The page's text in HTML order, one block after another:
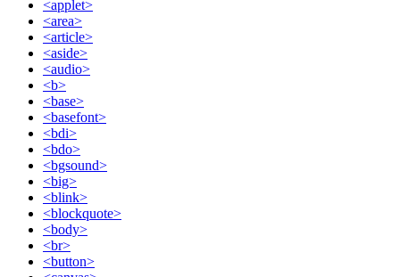
<applet>
<area>
<article>
<aside>
<audio>
<b>
<base>
<basefont>
<bdi>
<bdo>
<bgsound>
<big>
<blink>
<blockquote>
<body>
<br>
<button>